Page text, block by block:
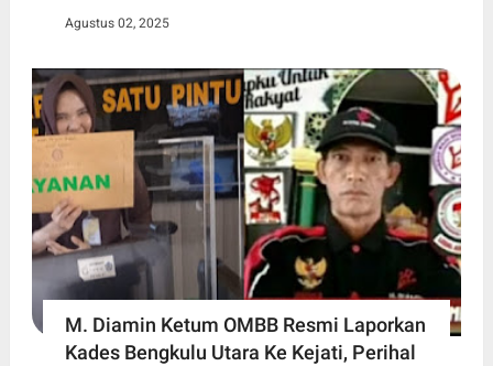
Agustus 02, 2025
M. Diamin Ketum OMBB Resmi Laporkan
Kades Bengkulu Utara Ke Kejati, Perihal